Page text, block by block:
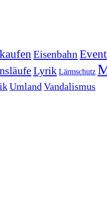
Eisenbahn
Lyrik Lärmschutz
Umland Vandalismus